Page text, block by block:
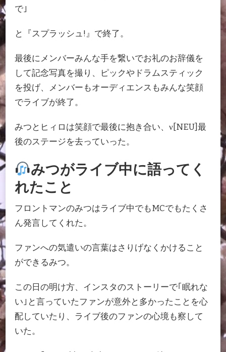
で｣
と『スプラッシュ!』で終了。
最後にメンバーみんな手を繋いでお礼のお辞儀を
して記念写真を撮り、ピックやドラムスティック
を投げ、メンバーもオーディエンスもみんな笑顔
でライブが終了。
みつとヒィロは笑顔で最後に抱き合い、ν[NEU]最
後のステージを去っていった。
みつがライブ中に語ってく
れたこと
フロントマンのみつはライブ中でもMCでもたくさ
ん発言してくれた。
ファンへの気遣いの言葉はさりげなくかけること
ができるみつ。
この日の明け方、インスタのストーリーで｢眠れな
い｣と言っていたファンが意外と多かったことを心
配していたり、ライブ後のファンの心境も察して
いた。